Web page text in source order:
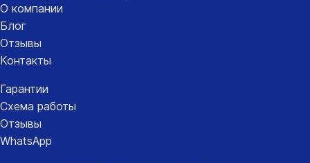
О компании
Блог
Отзывы
Контакты
Гарантии
Схема работы
Отзывы
WhatsApp